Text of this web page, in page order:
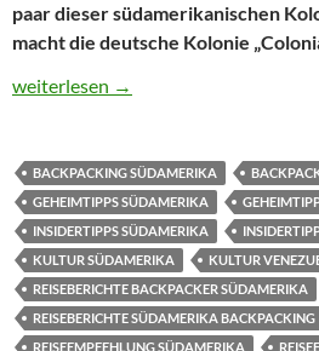
paar dieser südamerikanischen
macht die deutsche Kolonie
Deutsche Kolonien in Südamerika –
weiterlesen →
BACKPACKING SÜDAMERIKA
GEHEIMTIPPS SÜDAMERIKA
INSIDERTIPPS SÜDAMERIKA
KULTUR SÜDAMERIKA
KULTUR
REISEBERICHTE BACKPACKER SÜDAMERIKA
REISEBERICHTE SÜDAMERIKA BACKPACKING
REISEEMPFEHLUNG SÜDAMERIKA